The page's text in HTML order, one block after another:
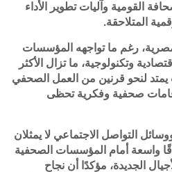
القومية وآليات تطوير الأداء
المتلاحقة.
رغم ما تواجهه المؤسسات
وتكنولوجية، ما تزال الأكثر
يمتد لنحو قرنين من العمل الصحفي
صحفية وفكرية تحظى
التواصل الاجتماعي لا يمثلان
واسعة أمام المؤسسات الصحفية
الجديدة، مؤكدًا أن نجاح